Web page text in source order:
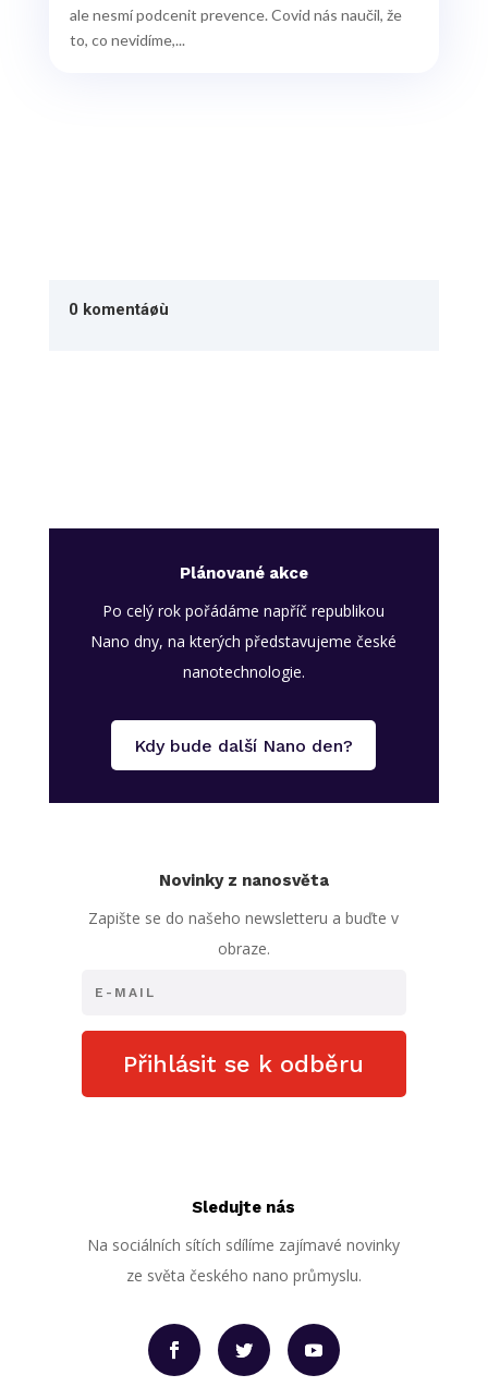
ale nesmí podcenit prevence. Covid nás naučil, že
to, co nevidíme,...
0 komentáøù
Plánované akce
Po celý rok pořádáme napříč republikou
Nano dny, na kterých představujeme české
nanotechnologie.
Kdy bude další Nano den?
Novinky z nanosvěta
Zapište se do našeho newsletteru a buďte v
obraze.
Přihlásit se k odběru
Sledujte nás
Na sociálních sítích sdílíme zajímavé novinky
ze světa českého nano průmyslu.